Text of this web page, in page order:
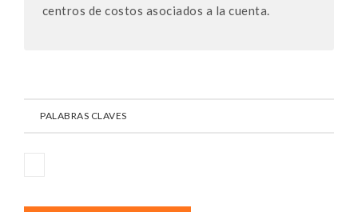
centros de costos asociados a la cuenta.
PALABRAS CLAVES